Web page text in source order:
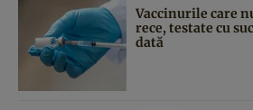
Vaccinurile care
rece, testate cu
dată